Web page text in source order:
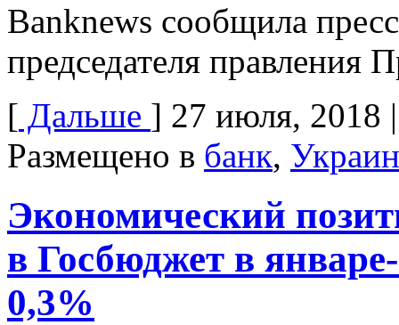
Banknews сообщила
председателя правления
[ Дальше ] 27 июля, 2018
Размещено в банк,
Экономический
в Госбюджет в
0,3%